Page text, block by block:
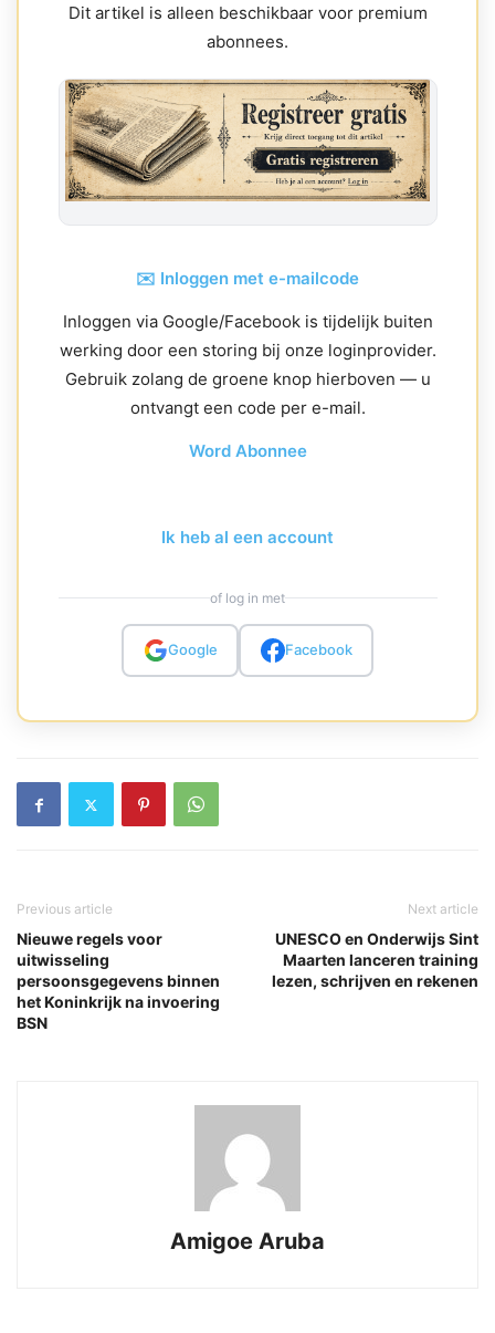
Dit artikel is alleen beschikbaar voor premium
abonnees.
✉️ Inloggen met e-mailcode
Inloggen via Google/Facebook is tijdelijk buiten
werking door een storing bij onze loginprovider.
Gebruik zolang de groene knop hierboven — u
ontvangt een code per e-mail.
Word Abonnee
Ik heb al een account
of log in met
Google Facebook
Previous article
Nieuwe regels voor
uitwisseling
persoonsgegevens binnen
het Koninkrijk na invoering
BSN
Next article
UNESCO en Onderwijs Sint
Maarten lanceren training
lezen, schrijven en rekenen
Amigoe Aruba